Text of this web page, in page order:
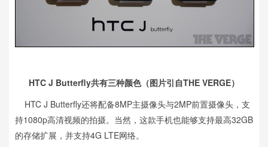
HTC J Butterfly共有三种颜色（图片引自THE VERGE）
HTC J Butterfly还将配备8MP主摄像头与2MP前置摄像头，支
持1080p高清视频的拍摄。当然，这款手机也能够支持最高32GB
的存储扩展，并支持4G LTE网络。